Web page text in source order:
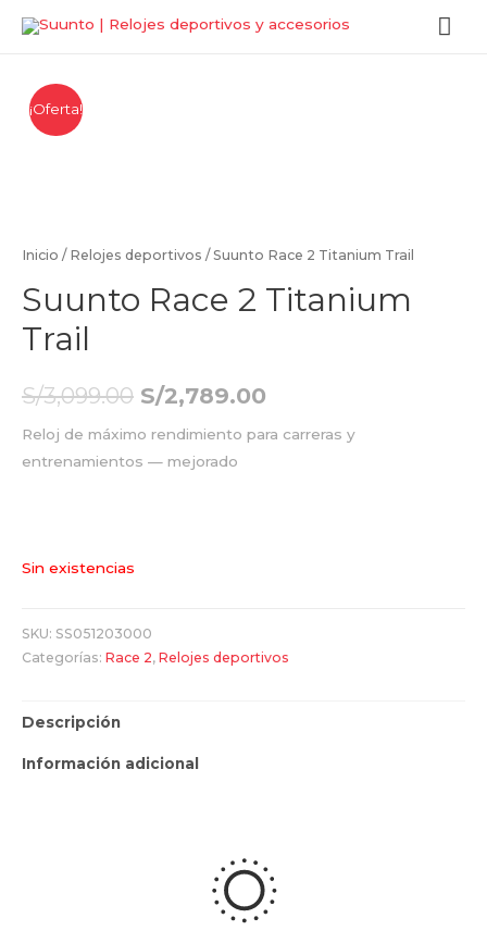
¡Oferta!
Inicio / Relojes deportivos / Suunto Race 2 Titanium Trail
Suunto Race 2 Titanium
Trail
S/3,099.00 S/2,789.00
Reloj de máximo rendimiento para carreras y
entrenamientos — mejorado
Sin existencias
SKU: SS051203000
Categorías: Race 2, Relojes deportivos
Descripción
Información adicional